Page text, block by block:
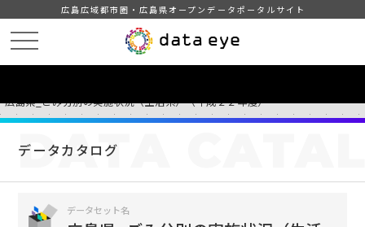
広島広域都市圏・広島県オープンデータポータルサイト
広島県_ごみ分別の実施状況（生活系）（平成２２年度）
データカタログ
DATA
データセット名